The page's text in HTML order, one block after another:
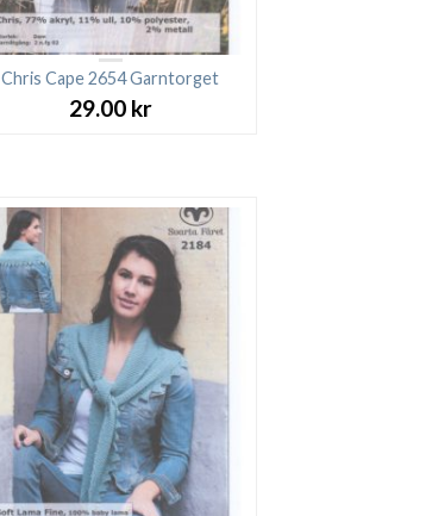
Chris Cape 2654 Garntorget
29.00 kr